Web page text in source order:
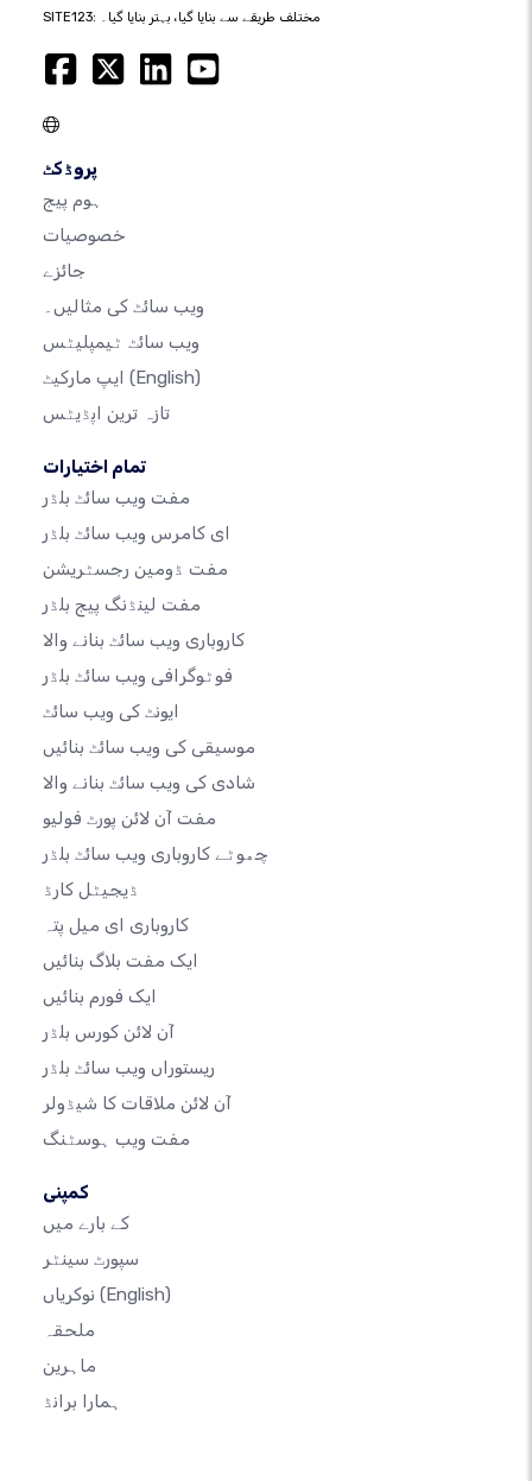
SITE123: مختلف طریقے سے بنایا گیا، بہتر بنایا گیا۔
پروڈکٹ
ہوم پیج
خصوصیات
جائزے
ویب سائٹ کی مثالیں۔
ویب سائٹ ٹیمپلیٹس
(English)
تازہ ترین اپڈیٹس
تمام اختیارات
مفت ویب سائٹ بلڈر
ای کامرس ویب سائٹ بلڈر
مفت ڈومین رجسٹریشن
مفت لینڈنگ پیج بلڈر
کاروباری ویب سائٹ بنانے والا
فوٹوگرافی ویب سائٹ بلڈر
ایونٹ کی ویب سائٹ
موسیقی کی ویب سائٹ بنائیں
شادی کی ویب سائٹ بنانے والا
مفت آن لائن پورٹ فولیو
چھوٹے کاروباری ویب سائٹ بلڈر
ڈیجیٹل کارڈ
کاروباری ای میل پتہ
ایک مفت بلاگ بنائیں
ایک فورم بنائیں
آن لائن کورس بلڈر
ریستوراں ویب سائٹ بلڈر
آن لائن ملاقات کا شیڈولر
مفت ویب ہوسٹنگ
کمپنی
کے بارے میں
سپورٹ سینٹر
(English)
ملحقہ
ماہرین
ہمارا برانڈ